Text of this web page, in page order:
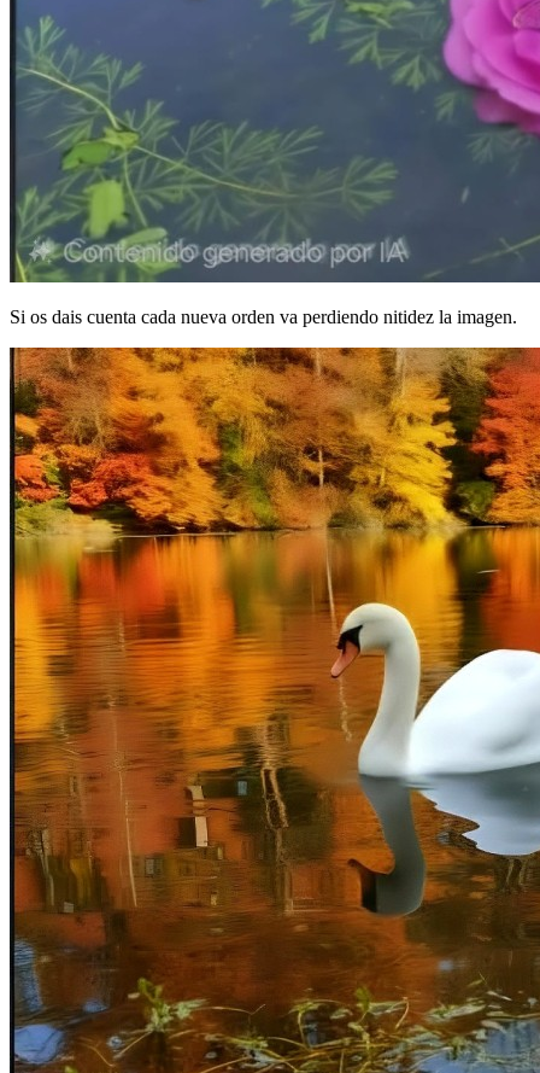
Si os dais cuenta cada nueva orden va perdiendo nitidez la imagen.